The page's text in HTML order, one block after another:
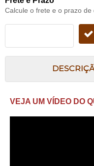
Calcule o frete e o prazo
VEJA UM VÍDEO DO